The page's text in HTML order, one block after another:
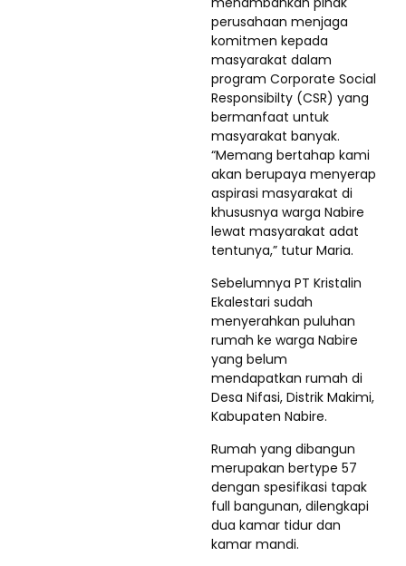
perusahaan menjaga
komitmen kepada
masyarakat dalam
program Corporate Social
Responsibilty (CSR) yang
bermanfaat untuk
masyarakat banyak.
“Memang bertahap kami
akan berupaya menyerap
aspirasi masyarakat di
khususnya warga Nabire
lewat masyarakat adat
tentunya,” tutur Maria.
Sebelumnya PT Kristalin
Ekalestari sudah
menyerahkan puluhan
rumah ke warga Nabire
yang belum
mendapatkan rumah di
Desa Nifasi, Distrik Makimi,
Kabupaten Nabire.
Rumah yang dibangun
merupakan bertype 57
dengan spesifikasi tapak
full bangunan, dilengkapi
dua kamar tidur dan
kamar mandi.